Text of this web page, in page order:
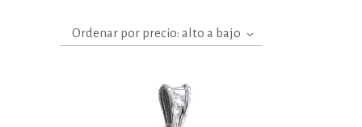
Ordenar por precio: alto a bajo